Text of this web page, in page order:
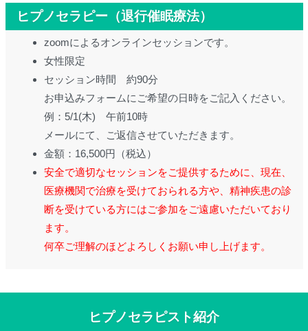
ヒプノセラピー（退行催眠療法）
zoomによるオンラインセッションです。
女性限定
セッション時間 約90分
お申込みフォームにご希望の日時をご記入ください。
例：5/1(木) 午前10時
メールにて、ご返信させていただきます。
金額：16,500円（税込）
安全で適切なセッションをご提供するために、現在、
医療機関で治療を受けておられる方や、精神疾患の診
断を受けている方にはご参加をご遠慮いただいており
ます。
何卒ご理解のほどよろしくお願い申し上げます。
ヒプノセラピスト紹介